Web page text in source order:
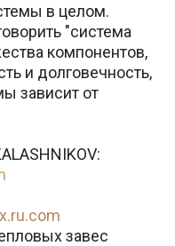
в целом.
"система
компонентов,
и долговечность,
зависит от
завес